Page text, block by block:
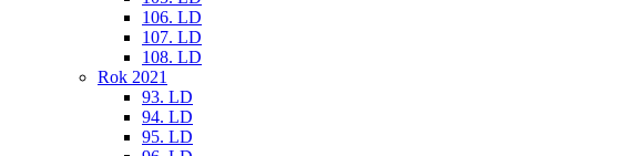
106. LD
107. LD
108. LD
Rok 2021
93. LD
94. LD
95. LD